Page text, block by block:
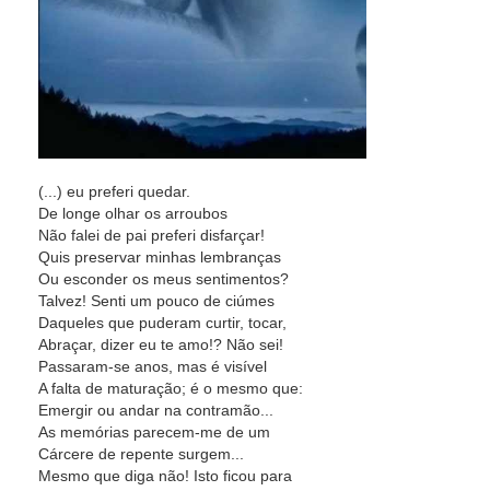
(...) eu preferi quedar.
De longe olhar os arroubos
Não falei de pai preferi disfarçar!
Quis preservar minhas lembranças
Ou esconder os meus sentimentos?
Talvez! Senti um pouco de ciúmes
Daqueles que puderam curtir, tocar,
Abraçar, dizer eu te amo!? Não sei!
Passaram-se anos, mas é visível
A falta de maturação; é o mesmo que:
Emergir ou andar na contramão...
As memórias parecem-me de um
Cárcere de repente surgem...
Mesmo que diga não! Isto ficou para